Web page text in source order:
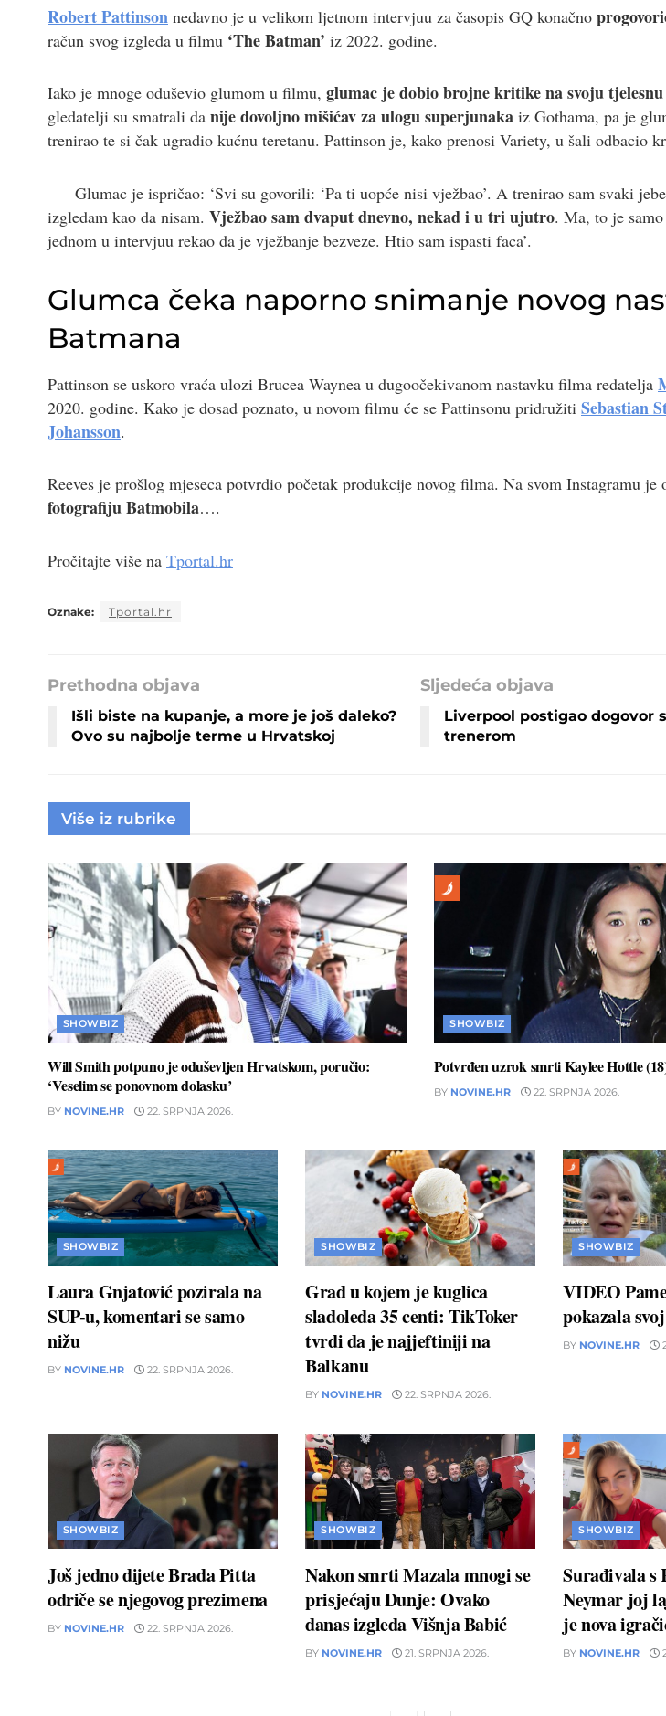
Robert Pattinson nedavno je u velikom ljetnom intervjuu za časopis GQ konačno
račun svog izgleda u filmu ‘The Batman’ iz 2022. godine.
Iako je mnoge oduševio glumom u filmu, glumac je dobio brojne kritike na svoju
gledatelji su smatrali da nije dovoljno mišićav za ulogu superjunaka iz Gothama, pa je
trenirao te si čak ugradio kućnu teretanu. Pattinson je, kako prenosi Variety, u šali odbacio
Glumac je ispričao: ‘Svi su govorili: ‘Pa ti uopće nisi vježbao’. A trenirao sam svaki
izgledam kao da nisam. Vježbao sam dvaput dnevno, nekad i u tri ujutro. Ma, to je
jednom u intervjuu rekao da je vježbanje bezveze. Htio sam ispasti faca’.
Glumca čeka naporno snimanje novog
Batmana
Pattinson se uskoro vraća ulozi Brucea Waynea u dugoočekivanom nastavku filma redatelja
2020. godine. Kako je dosad poznato, u novom filmu će se Pattinsonu pridružiti Sebastian
Johansson.
Reeves je prošlog mjeseca potvrdio početak produkcije novog filma. Na svom Instagramu je
fotografiju Batmobila….
Pročitajte više na Tportal.hr
Oznake: Tportal.hr
Prethodna objava
Išli biste na kupanje, a more je još daleko?
Ovo su najbolje terme u Hrvatskoj
Sljedeća objava
Liverpool postigao dogovor
trenerom
Više iz rubrike
SHOWBIZ
Will Smith potpuno je oduševljen Hrvatskom, poručio:
‘Veselim se ponovnom dolasku’
BY NOVINE.HR 22. SRPNJA 2026.
SHOWBIZ
Potvrđen uzrok smrti Kaylee Hottle
BY NOVINE.HR 22. SRPNJA 2026.
SHOWBIZ
Laura Gnjatović pozirala na
SUP-u, komentari se samo
nižu
BY NOVINE.HR 22. SRPNJA 2026.
SHOWBIZ
Grad u kojem je kuglica
sladoleda 35 centi: TikToker
tvrdi da je najjeftiniji na
Balkanu
BY NOVINE.HR 22. SRPNJA 2026.
SHOWBIZ
VIDEO
pokazala
BY NOVINE.HR
SHOWBIZ
Još jedno dijete Brada Pitta
odriče se njegovog prezimena
BY NOVINE.HR 22. SRPNJA 2026.
SHOWBIZ
Nakon smrti Mazala mnogi se
prisjećaju Dunje: Ovako
danas izgleda Višnja Babić
BY NOVINE.HR 21. SRPNJA 2026.
SHOWBIZ
Surađivala s
Neymar joj
je nova
BY NOVINE.HR